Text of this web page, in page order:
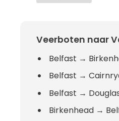
Veerboten naar
Belfast →
Belfast →
Belfast →
Birkenhead →